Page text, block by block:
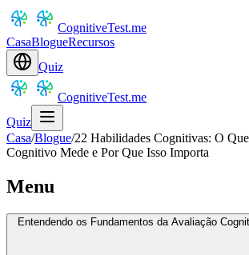
CognitiveTest.me
CasaBlogueRecursos
Quiz
CognitiveTest.me
Quiz
Casa/Blogue/22 Habilidades Cognitivas: O
Cognitivo Mede e Por Que Isso Importa
Menu
Entendendo os Fundamentos da Avaliação